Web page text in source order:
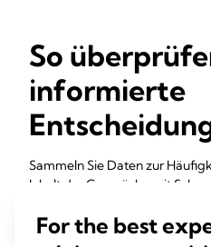
So
informierte
Sammeln Sie Daten zur
Inhalt der Gespräche mit
Strategien zur Messung von
For the best